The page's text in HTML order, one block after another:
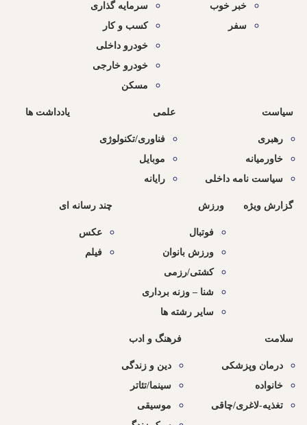
خبر خوب
سفر
سرمایه گذاری
کسب و کار
خودرو داخلی
خودرو خارجی
مسکن
سیاست
رهبری
خاورمیانه
سیاست نامه داخلی
علمی
فناوری/تکنولوژی
موبایل
رایانه
یادداشت ها
گزارش ویژه ورزش
فوتبال
ورزش بانوان
کشتی/رزمی
شنا – وزنه برداری
سایر رشته ها
چند رسانه ای
عکس
فیلم
سلامت
درمان وپزشکی
خانواده
تغذیه-لاغری/چاقی
فرهنگ و ادب
دین و زندگی
سینما/تئاتر
موسیقی